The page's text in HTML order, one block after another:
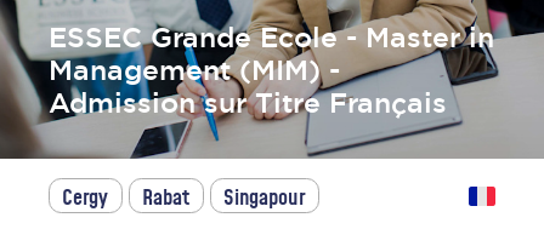
ESSEC Grande Ecole - Master in
Management (MIM) -
Admission sur Titre Français
Cergy Rabat Singapour